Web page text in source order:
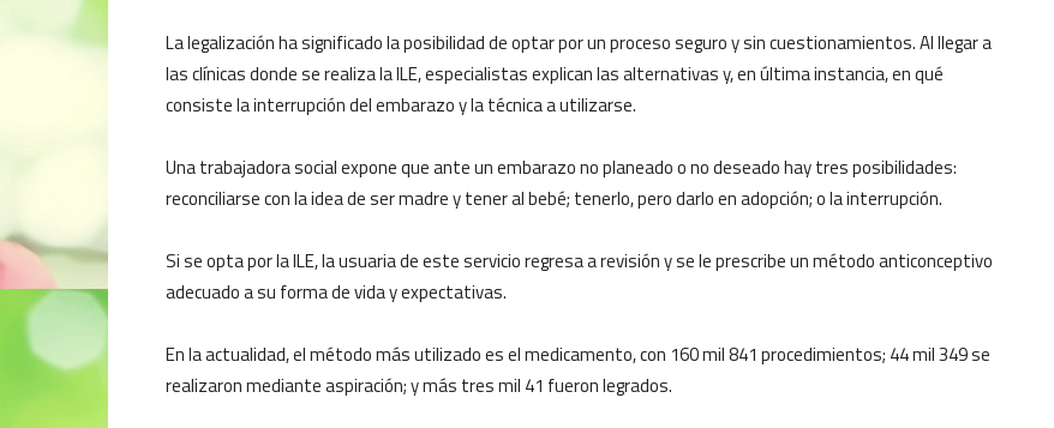
La legalización ha significado la posibilidad de optar por un proceso seguro y sin cuestionamientos. Al llegar a
las clínicas donde se realiza la ILE, especialistas explican las alternativas y, en última instancia, en qué
consiste la interrupción del embarazo y la técnica a utilizarse.
Una trabajadora social expone que ante un embarazo no planeado o no deseado hay tres posibilidades:
reconciliarse con la idea de ser madre y tener al bebé; tenerlo, pero darlo en adopción; o la interrupción.
Si se opta por la ILE, la usuaria de este servicio regresa a revisión y se le prescribe un método anticonceptivo
adecuado a su forma de vida y expectativas.
En la actualidad, el método más utilizado es el medicamento, con 160 mil 841 procedimientos; 44 mil 349 se
realizaron mediante aspiración; y más tres mil 41 fueron legrados.